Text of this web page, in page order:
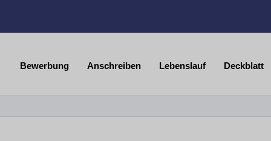
Bewerbung Anschreiben Lebenslauf Deckblatt